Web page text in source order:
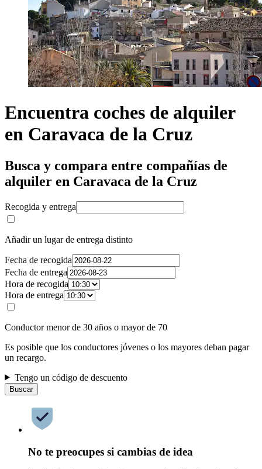
Encuentra coches de alquiler
en Caravaca de la Cruz
Busca y compara entre compañías de
alquiler en Caravaca de la Cruz
Recogida y entrega
Añadir un lugar de entrega distinto
Fecha de recogida
Fecha de entrega
Hora de recogida
Hora de entrega
Conductor menor de 30 años o mayor de 70
Es posible que los conductores jóvenes o los mayores deban pagar
un recargo.
Tengo un código de descuento
Buscar
No te preocupes si cambias de idea